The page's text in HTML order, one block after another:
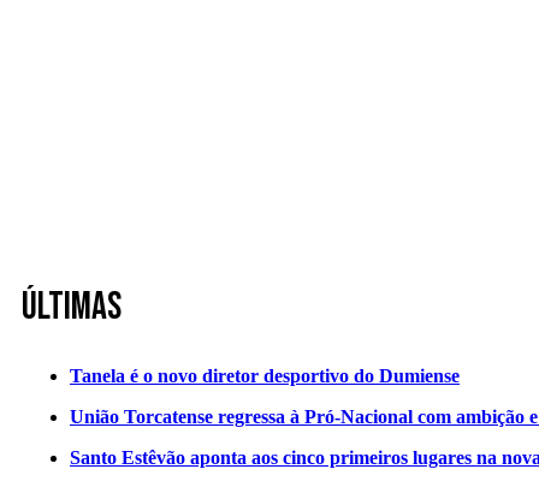
Últimas
Tanela é o novo diretor desportivo do Dumiense
União Torcatense regressa à Pró-Nacional com ambição
Santo Estêvão aponta aos cinco primeiros lugares na